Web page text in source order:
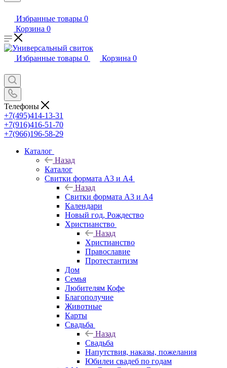
Избранные товары 0
Корзина 0
Избранные товары 0 Корзина 0
Телефоны
+7(495)414-13-31
+7(916)416-51-70
+7(966)196-58-29
Каталог
Назад
Каталог
Свитки формата А3 и А4
Назад
Свитки формата А3 и А4
Календари
Новый год, Рождество
Христианство
Назад
Христианство
Православие
Протестантизм
Дом
Семья
Любителям Кофе
Благополучие
Животные
Карты
Свадьба
Назад
Свадьба
Напутствия, наказы, пожелания
Юбилеи свадеб по годам